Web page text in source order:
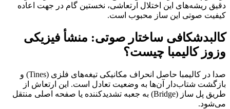
دقیق ریشه‌های این اختلال ارتعاشی، نخستین گام در جهت اعاده
کیفیت صوتی این ساز محبوب است.
کالبدشکافی ساختار صوتی: منشأ فیزیکی
وزوز کالیمبا چیست؟
صدا در کالیمبا حاصل انحراف مکانیکی تیغه‌های فلزی (Tines) و
بازگشت شتاب‌دار آن‌ها به وضعیت تعادل است. این ارتعاش از
طریق پل ساز (Bridge) به جعبه تشدیدکننده یا صفحه اصلی منتقل
می‌شود.